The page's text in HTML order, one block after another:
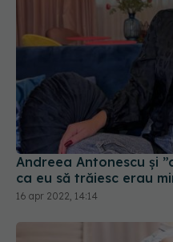
Andreea Antonescu și
ca eu să trăiesc erau
16 apr 2022, 14:14